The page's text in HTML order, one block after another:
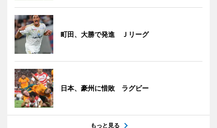
町田、大勝で発進 Ｊリーグ
日本、豪州に惜敗 ラグビー
もっと見る